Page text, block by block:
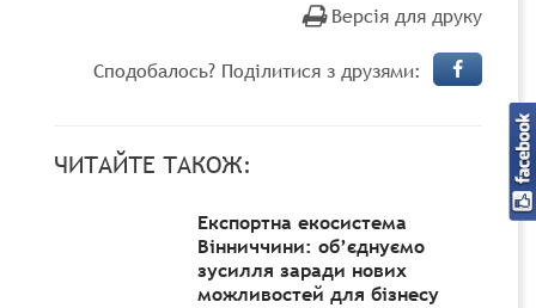
Версія для друку
Сподобалось? Поділитися з друзями:
ЧИТАЙТЕ ТАКОЖ:
Експортна екосистема
Вінниччини: об’єднуємо
зусилля заради нових
можливостей для бізнесу